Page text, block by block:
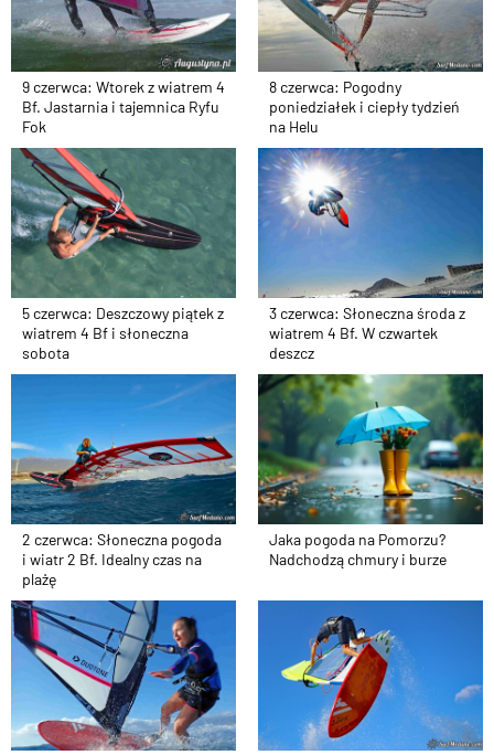
9 czerwca: Wtorek z wiatrem 4
Bf. Jastarnia i tajemnica Ryfu
Fok
8 czerwca: Pogodny
poniedziałek i ciepły tydzień
na Helu
5 czerwca: Deszczowy piątek z
wiatrem 4 Bf i słoneczna
sobota
3 czerwca: Słoneczna środa z
wiatrem 4 Bf. W czwartek
deszcz
2 czerwca: Słoneczna pogoda
i wiatr 2 Bf. Idealny czas na
plażę
Jaka pogoda na Pomorzu?
Nadchodzą chmury i burze